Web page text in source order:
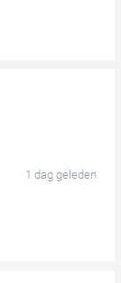
1 dag geleden